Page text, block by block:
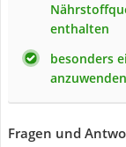
enthalten
besonders
anzuwenden
Fragen und